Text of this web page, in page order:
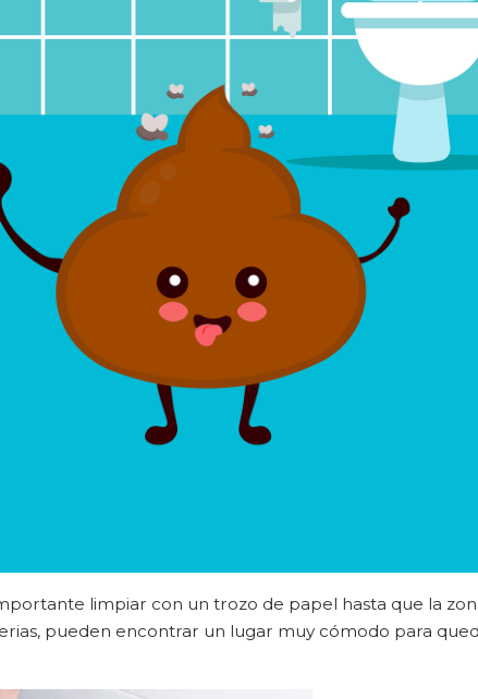
limpiar con un trozo de papel hasta que la
pueden encontrar un lugar muy cómodo para